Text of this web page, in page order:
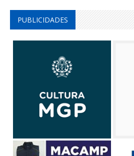
PUBLICIDADES